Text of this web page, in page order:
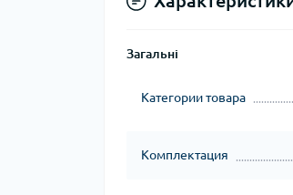
Загальні
Категории товара
Комплектация